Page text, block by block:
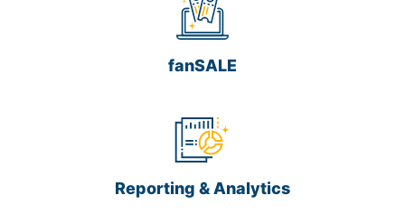
fanSALE
Reporting & Analytics